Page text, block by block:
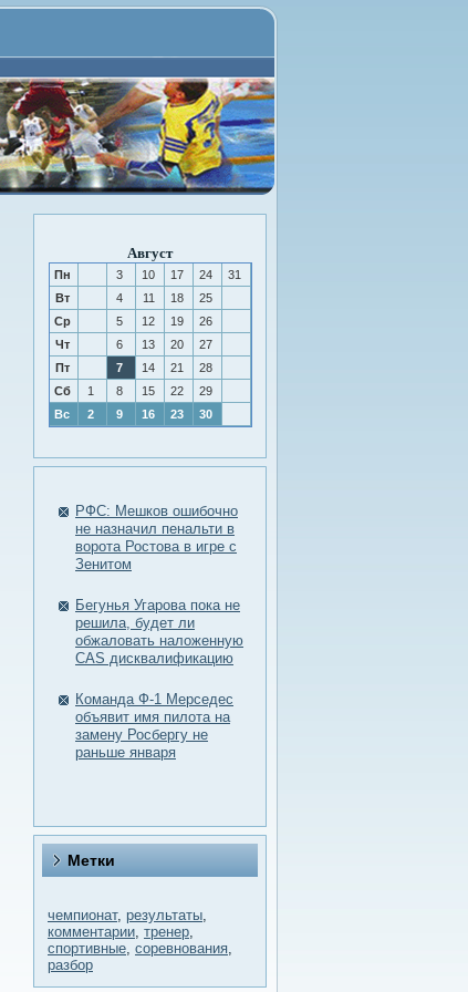
Август
Пн 3 10 17 24
31
Вт
4 11 18
25
Ср
5 12 19
26
Чт
6 13 20
27
Пт
7 14 21
28
Сб
1 8 15 22
29
Вс
2 9 16 23 30
РФС: Мешков ошибочно
не назначил пенальти в
ворота Ростова в игре с
Зенитом
Бегунья Угарова пока не
решила, будет ли
обжаловать наложенную
CAS дисквалификацию
Команда Ф-1 Мерседес
объявит имя пилота на
замену Росбергу не
раньше января
Метки
чемпионат, результаты,
комментарии, тренер,
спортивные, соревнования,
разбор